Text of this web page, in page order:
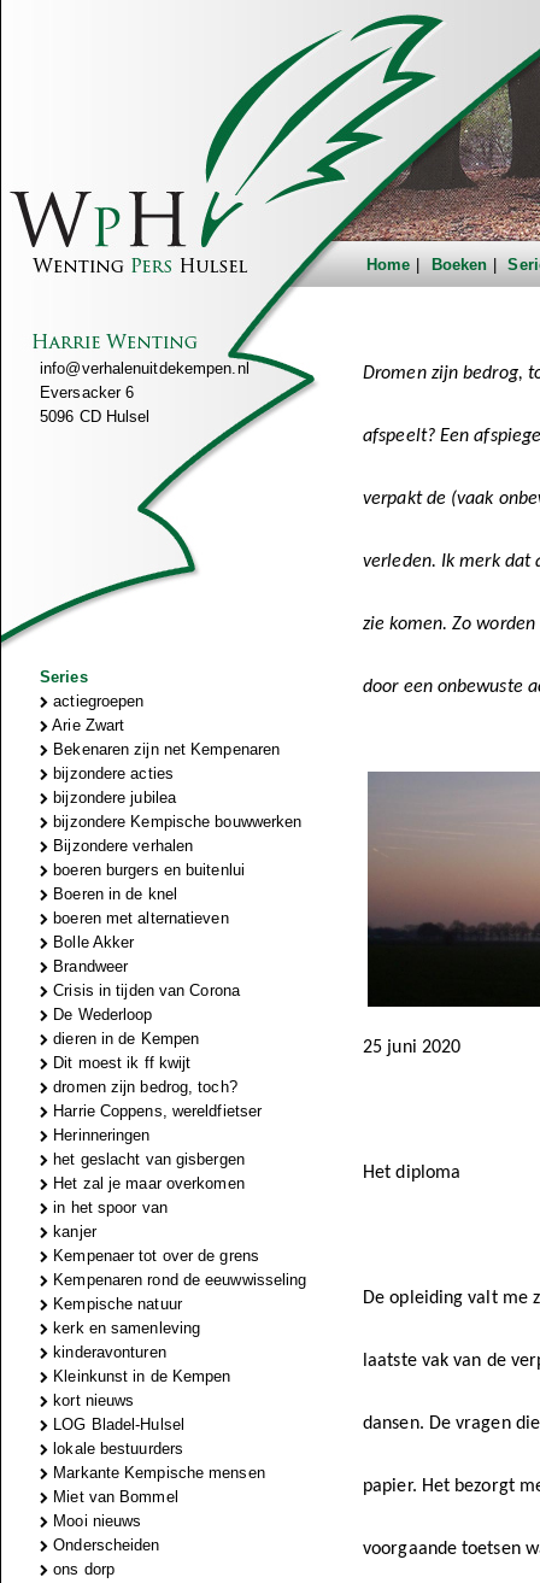
Home Boeken
info@verhalenuitdekempen.nl
Eversacker 6
5096 CD Hulsel
Series
actiegroepen
Arie Zwart
Bekenaren zijn net Kempenaren
bijzondere acties
bijzondere jubilea
bijzondere Kempische bouwwerken
Bijzondere verhalen
boeren burgers en buitenlui
Boeren in de knel
boeren met alternatieven
Bolle Akker
Brandweer
Crisis in tijden van Corona
De Wederloop
dieren in de Kempen
Dit moest ik ff kwijt
dromen zijn bedrog, toch?
Harrie Coppens, wereldfietser
Herinneringen
het geslacht van gisbergen
Het zal je maar overkomen
in het spoor van
kanjer
Kempenaer tot over de grens
Kempenaren rond de eeuwwisseling
Kempische natuur
kerk en samenleving
kinderavonturen
Kleinkunst in de Kempen
kort nieuws
LOG Bladel-Hulsel
lokale bestuurders
Markante Kempische mensen
Miet van Bommel
Mooi nieuws
Onderscheiden
ons dorp
Dromen zijn bedrog,
afspeelt? Een
verpakt de (vaak
verleden. Ik merk dat
zie komen. Zo
door een onbewuste
25 juni 2020
Het diploma
De opleiding valt me
laatste vak van de
dansen. De vragen
papier. Het bezorgt
voorgaande toetsen